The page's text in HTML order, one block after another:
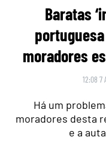
Baratas
moradores
12:08 7
Há um
moradores desta
e a